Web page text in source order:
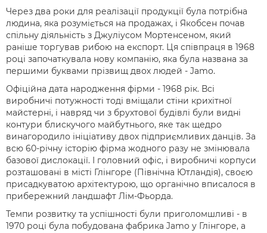
Через два роки для реалізації продукції була потрібна
людина, яка розуміється на продажах, і Якобсен почав
спільну діяльність з Джуліусом Мортенсеном, який
раніше торгував рибою на експорт. Ця співпраця в 1968
році започаткувала нову компанію, яка була названа за
першими буквами прізвищ двох людей - Jamo.
Офіційна дата народження фірми - 1968 рік. Всі
виробничі потужності тоді вміщали стіни крихітної
майстерні, і навряд чи з брухтової будівлі були видні
контури блискучого майбутнього, яке так щедро
винагородило ініціативу двох підприємливих данців. За
всю 60-річну історію фірма жодного разу не змінювала
базової дислокації. І головний офіс, і виробничі корпуси
розташовані в місті Глінгоре (Північна Ютландія), своєю
присадкуватою архітектурою, що органічно вписалося в
прибережний ландшафт Лім-Фьорда.
Темпи розвитку та успішності були приголомшливі - в
1970 році була побудована фабрика Jamo у Глінгоре, а